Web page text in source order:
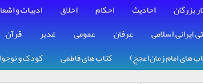
بزرگان احادیث احکام اخلاق ادبیات و
ایرانی, اسلامی عرفان عمومی غدیر قرآن
های امام زمان(عجج) کتاب های فاطمی کودک و